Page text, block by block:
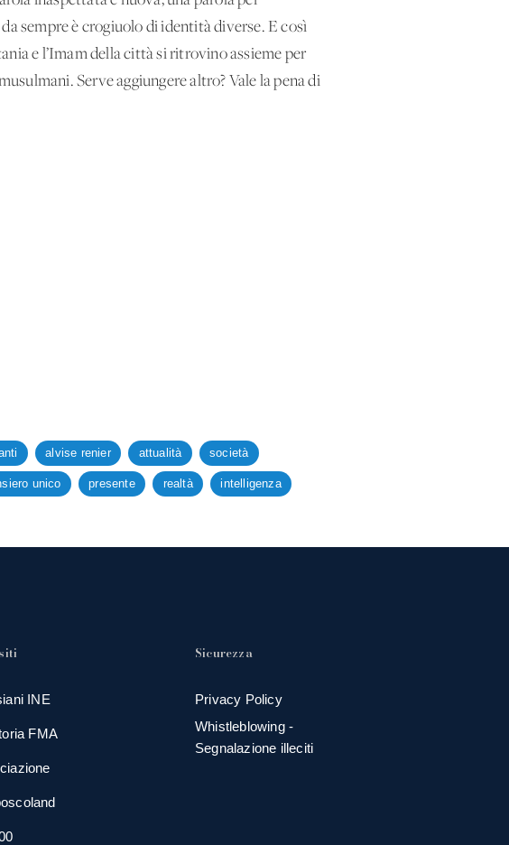
sempre è crogiuolo di identità diverse. E così
e l’Imam della città si ritrovino assieme per
Serve aggiungere altro? Vale la pena di
alvise renier attualità società
unico presente realtà intelligenza
INE
FMA
Sicurezza
Privacy Policy
Whistleblowing -
Segnalazione illeciti